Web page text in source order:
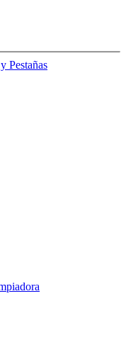
Pestañas